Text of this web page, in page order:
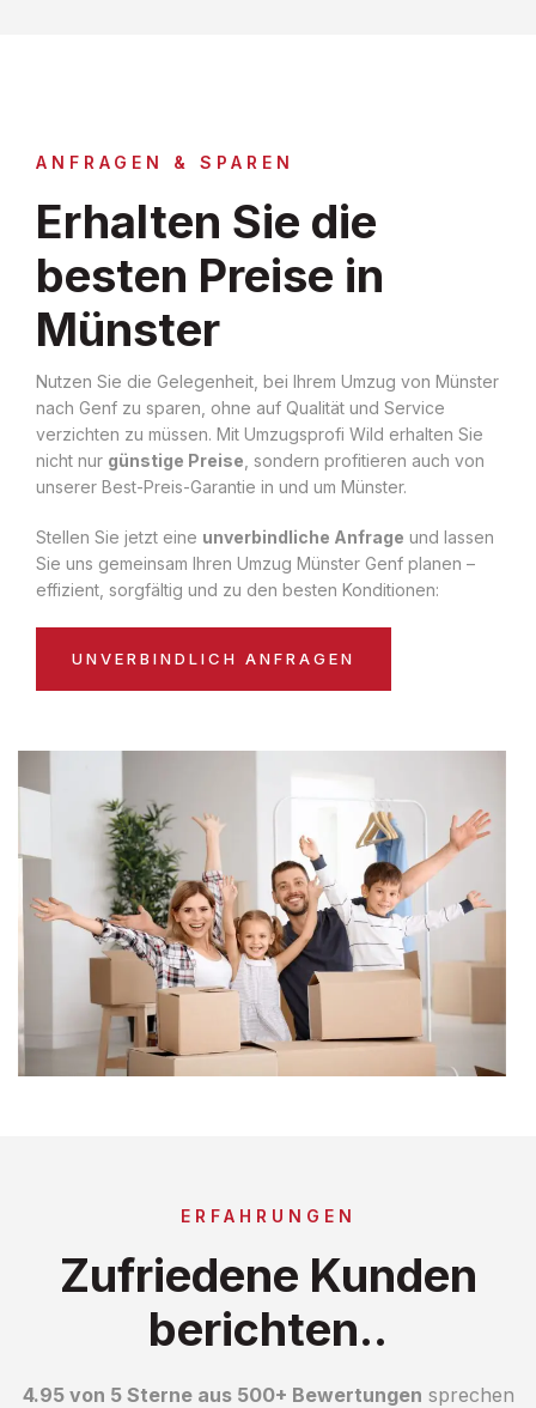
ANFRAGEN & SPAREN
Erhalten Sie die
besten Preise in
Münster
Nutzen Sie die Gelegenheit, bei Ihrem Umzug von Münster
nach Genf zu sparen, ohne auf Qualität und Service
verzichten zu müssen. Mit Umzugsprofi Wild erhalten Sie
nicht nur günstige Preise , sondern profitieren auch von
unserer Best-Preis-Garantie in und um Münster.
Stellen Sie jetzt eine unverbindliche Anfrage und lassen
Sie uns gemeinsam Ihren Umzug Münster Genf planen –
effizient, sorgfältig und zu den besten Konditionen:
UNVERBINDLICH ANFRAGEN
ERFAHRUNGEN
Zufriedene Kunden
berichten..
4.95 von 5 Sterne aus 500+ Bewertungen sprechen